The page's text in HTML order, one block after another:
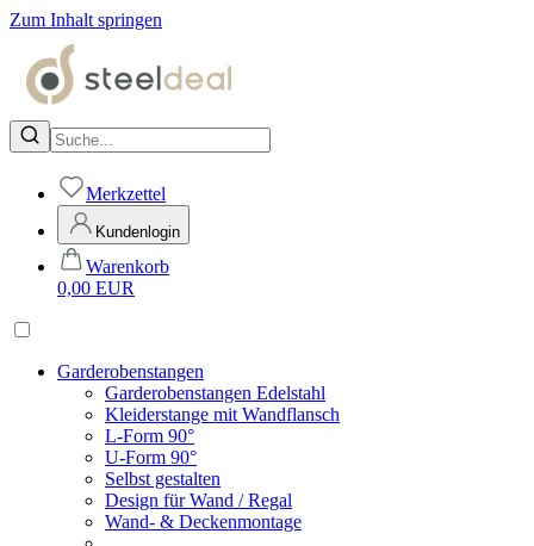
Zum Inhalt springen
Merkzettel
Kundenlogin
Warenkorb
0,00 EUR
Garderobenstangen
Garderobenstangen Edelstahl
Kleiderstange mit Wandflansch
L-Form 90°
U-Form 90°
Selbst gestalten
Design für Wand / Regal
Wand- & Deckenmontage